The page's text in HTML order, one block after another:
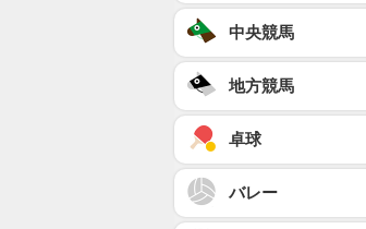
中央競馬
地方競馬
卓球
バレー